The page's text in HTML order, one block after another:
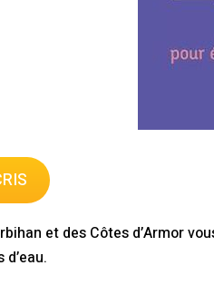
et des Côtes d’Armor